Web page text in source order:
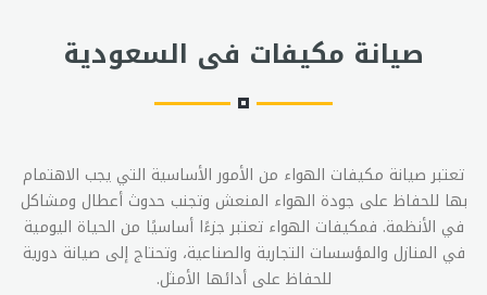
صيانة مكيفات فى السعودية
تعتبر صيانة مكيفات الهواء من الأمور الأساسية التي يجب الاهتمام
بها للحفاظ على جودة الهواء المنعش وتجنب حدوث أعطال ومشاكل
في الأنظمة. فمكيفات الهواء تعتبر جزءًا أساسيًا من الحياة اليومية
في المنازل والمؤسسات التجارية والصناعية، وتحتاج إلى صيانة دورية
للحفاظ على أدائها الأمثل.